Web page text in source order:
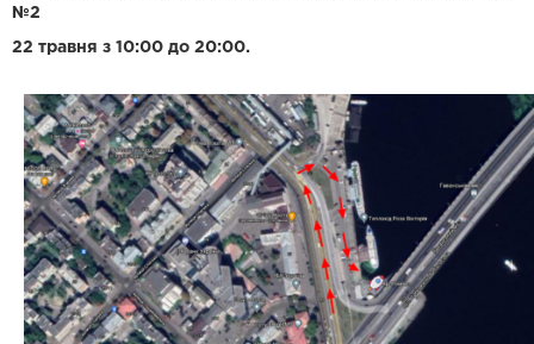
№2
22 травня з 10:00 до 20:00.